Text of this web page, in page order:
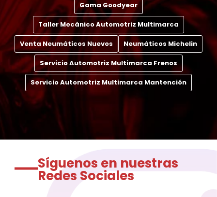
Gama Goodyear
Taller Mecánico Automotriz Multimarca
Venta Neumáticos Nuevos Neumáticos Michelin
Servicio Automotriz Multimarca Frenos
Servicio Automotriz Multimarca Mantención
Síguenos en nuestras
Redes Sociales